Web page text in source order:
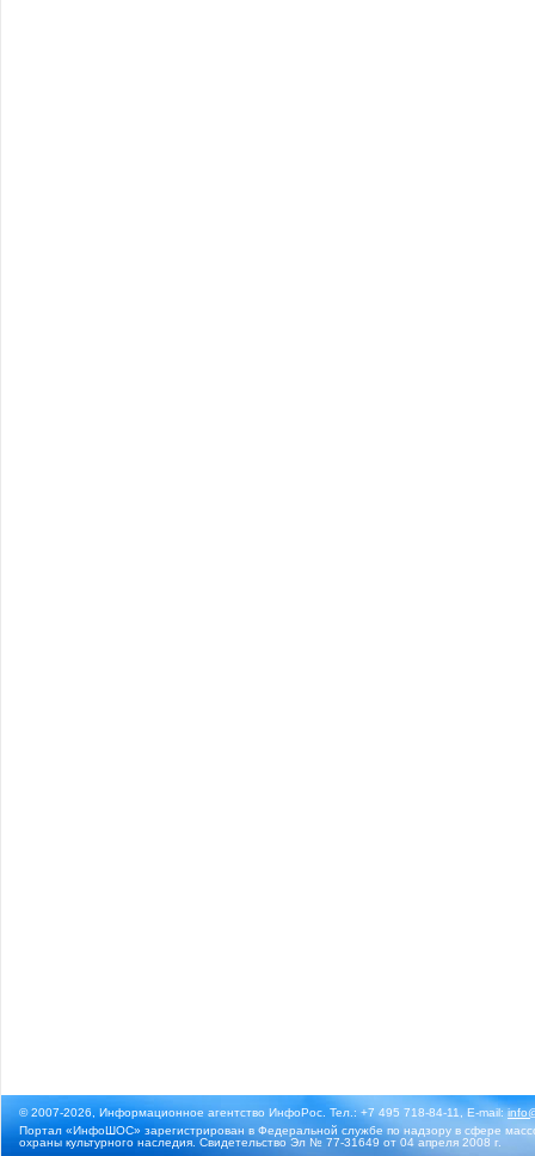
© 2007-2026, Информационное агентство ИнфоРос. Тел.: +7 495 718-84-11, E-mail:
Портал «ИнфоШОС» зарегистрирован в Федеральной службе по надзору в сфере
охраны культурного наследия. Свидетельство Эл № 77-31649 от 04 апреля 2008 г.